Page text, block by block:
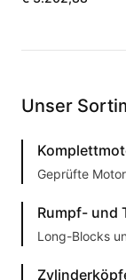
Unser
Geprüfte
Rumpf- und
Long-Blocks